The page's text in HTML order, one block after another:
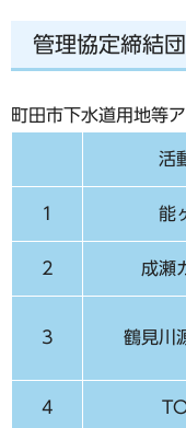
管理協定締結
町田市下水道用地等
活
1 能
2 成瀬
3 鶴見川
4